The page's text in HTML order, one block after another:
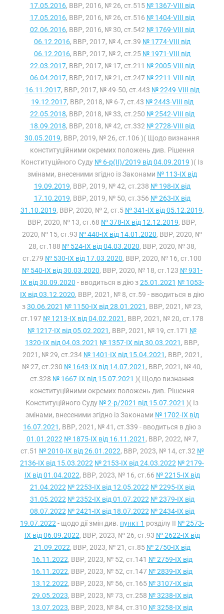
17.05.2016, ВВР, 2016, № 26, ст.515 № 1367-VIII від
17.05.2016, ВВР, 2016, № 26, ст.516 № 1404-VIII від
02.06.2016, ВВР, 2016, № 30, ст.542 № 1769-VIII від
06.12.2016, ВВР, 2017, № 4, ст.39 № 1774-VIII від
06.12.2016, ВВР, 2017, № 2, ст.25 № 1971-VIII від
22.03.2017, ВВР, 2017, № 17, ст.211 № 2005-VIII від
06.04.2017, ВВР, 2017, № 21, ст.247 № 2211-VIII від
16.11.2017, ВВР, 2017, № 49-50, ст.443 № 2249-VIII від
19.12.2017, ВВР, 2018, № 6-7, ст.43 № 2443-VIII від
22.05.2018, ВВР, 2018, № 33, ст.250 № 2542-VIII від
18.09.2018, ВВР, 2018, № 42, ст.332 № 2728-VIII від
30.05.2019, ВВР, 2019, № 26, ст.106 )( Щодо визнання
конституційними окремих положень див. Рішення
Конституційного Суду № 6-р(II)/2019 від 04.09.2019 )( Із
змінами, внесеними згідно із Законами № 113-IX від
19.09.2019, ВВР, 2019, № 42, ст.238 № 198-IX від
17.10.2019, ВВР, 2019, № 50, ст.356 № 263-IX від
31.10.2019, ВВР, 2020, № 2, ст.5 № 341-IX від 05.12.2019,
ВВР, 2020, № 13, ст.68 № 378-IX від 12.12.2019, ВВР,
2020, № 15, ст.93 № 440-IX від 14.01.2020, ВВР, 2020, №
28, ст.188 № 524-IX від 04.03.2020, ВВР, 2020, № 38,
ст.279 № 530-IX від 17.03.2020, ВВР, 2020, № 16, ст.100
№ 540-IX від 30.03.2020, ВВР, 2020, № 18, ст.123 № 931-
IX від 30.09.2020 - вводиться в дію з25.01.2021 № 1053-
IX від 03.12.2020, ВВР, 2021, № 8, ст.59 - вводиться в дію
з30.06.2021 № 1150-IX від 28.01.2021 , ВВР, 2021, № 23,
ст.197 № 1213-IX від 04.02.2021 , ВВР, 2021, № 20, ст.178
№ 1217-IX від 05.02.2021 , ВВР, 2021, № 19, ст.171 №
1320-IX від 04.03.2021 № 1357-IX від 30.03.2021 , ВВР,
2021, № 29, ст.234 № 1401-IX від 15.04.2021 , ВВР, 2021,
№ 27, ст.230 № 1643-IX від 14.07.2021 , ВВР, 2021, № 40,
ст.328 № 1667-IX від 15.07.2021 )( Щодо визнання
конституційними окремих положень див. Рішення
Конституційного Суду № 2-р/2021 від 15.07.2021 )( Із
змінами, внесеними згідно із Законами № 1702-IX від
16.07.2021 , ВВР, 2021, № 41, ст.339 - вводиться в дію з
01.01.2022 № 1875-IX від 16.11.2021 , ВВР, 2022, № 7,
ст.51 № 2010-IX від 26.01.2022, ВВР, 2023, № 14, ст.32 №
2136-IX від 15.03.2022 № 2153-IX від 24.03.2022 № 2179-
IX від 01.04.2022, ВВР, 2023, № 16, ст.66 № 2215-IX від
21.04.2022 № 2253-IX від 12.05.2022 № 2295-IX від
31.05.2022 № 2352-IX від 01.07.2022 № 2379-IX від
08.07.2022 № 2421-IX від 18.07.2022 № 2434-IX від
19.07.2022 - щодо дії змін див. пункт 1 розділу II № 2573-
IX від 06.09.2022, ВВР, 2023, № 26, ст.93 № 2622-IX від
21.09.2022, ВВР, 2023, № 21, ст.85 № 2750-IX від
16.11.2022, ВВР, 2023, № 52, ст.141 № 2759-IX від
16.11.2022, ВВР, 2023, № 52, ст.147 № 2839-IX від
13.12.2022, ВВР, 2023, № 56, ст.165 № 3107-IX від
29.05.2023, ВВР, 2023, № 73, ст.258 № 3238-IX від
13.07.2023, ВВР, 2023, № 84, ст.310 № 3258-IX від